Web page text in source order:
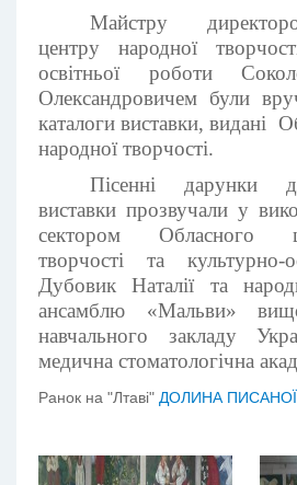
Майстру
центру народної
освітньої роботи
Олександровичем були
каталоги виставки, видані
народної творчості.
Пісенні дарунки
виставки прозвучали у
сектором Обласного
творчості та культурно-
Дубовик Наталії та
ансамблю «Мальви»
навчального закладу
медична стоматологічна
Ранок на "Лтаві" ДОЛИНА ПИСАНОЇ